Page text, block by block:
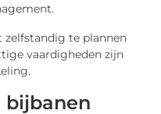
zelfstandig te plannen
vaardigheden zijn
bijbanen